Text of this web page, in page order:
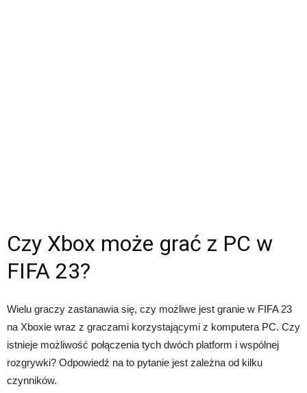
Czy Xbox może grać z PC w
FIFA 23?
Wielu graczy zastanawia się, czy możliwe jest granie w FIFA 23
na Xboxie wraz z graczami korzystającymi z komputera PC. Czy
istnieje możliwość połączenia tych dwóch platform i wspólnej
rozgrywki? Odpowiedź na to pytanie jest zależna od kilku
czynników.